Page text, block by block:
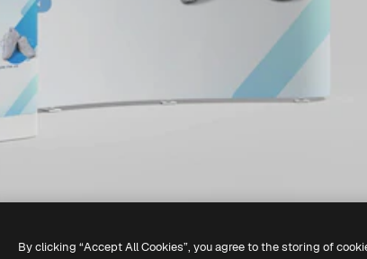
By clicking “Accept All Cookies”, you agree to the storing of